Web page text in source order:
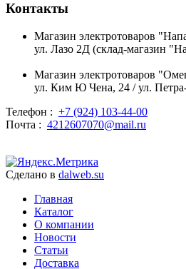
Контакты
Магазин электротоваров
ул. Лазо 2Д (склад-магазин
Магазин электротоваров
ул. Ким Ю Чена, 24 / ул.
Телефон : +7 (924) 103-44-00
Почта : 4212607070@mail.ru
Сделано в dalweb.su
Главная
Каталог
О компании
Новости
Статьи
Доставка